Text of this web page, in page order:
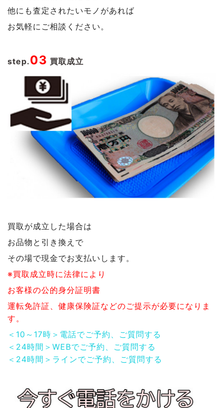
他にも査定されたいモノがあれば
お気軽にご相談ください。
step.03 買取成立
買取が成立した場合は
お品物と引き換えで
その場で現金でお支払いします。
※買取成立時に法律により
お客様の公的身分証明書
運転免許証、健康保険証などのご提示が必要になりま
す。
＜10～17時＞電話でご予約、ご質問する
＜24時間＞WEBでご予約、ご質問する
＜24時間＞ラインでご予約、ご質問する